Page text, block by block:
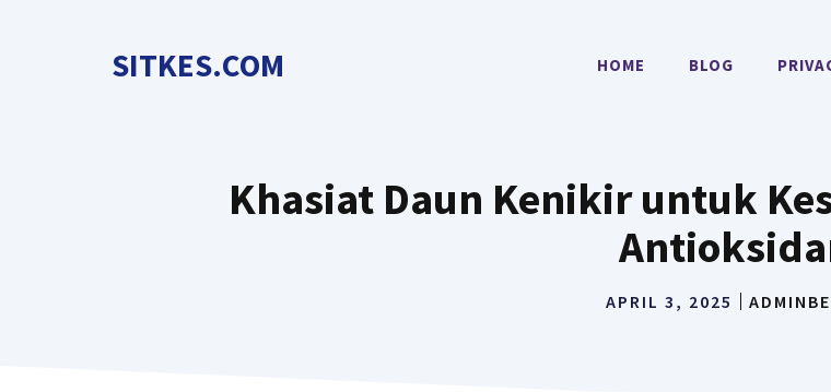
SITKES.COM HOME BLOG
Khasiat Daun Kenikir untuk
APRIL 3, 2025